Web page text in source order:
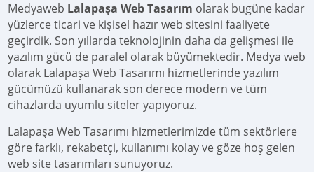
Medyaweb Lalapaşa Web Tasarım olarak bugüne kadar
yüzlerce ticari ve kişisel hazır web sitesini faaliyete
geçirdik. Son yıllarda teknolojinin daha da gelişmesi ile
yazılım gücü de paralel olarak büyümektedir. Medya web
olarak Lalapaşa Web Tasarımı hizmetlerinde yazılım
gücümüzü kullanarak son derece modern ve tüm
cihazlarda uyumlu siteler yapıyoruz.
Lalapaşa Web Tasarımı hizmetlerimizde tüm sektörlere
göre farklı, rekabetçi, kullanımı kolay ve göze hoş gelen
web site tasarımları sunuyoruz.